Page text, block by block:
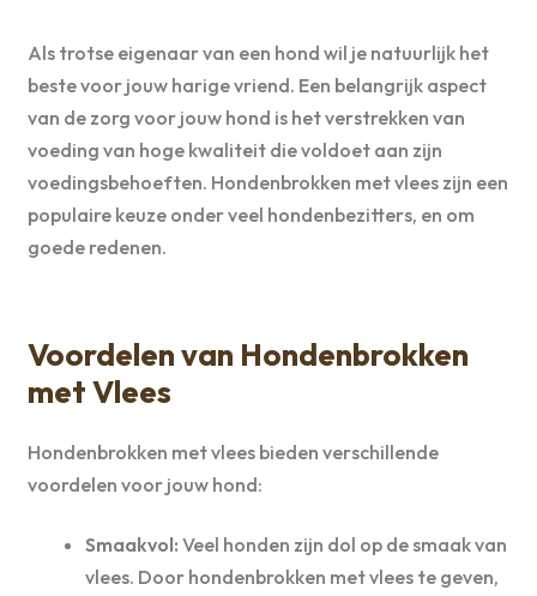
Als trotse eigenaar van een hond wil je natuurlijk het
beste voor jouw harige vriend. Een belangrijk aspect
van de zorg voor jouw hond is het verstrekken van
voeding van hoge kwaliteit die voldoet aan zijn
voedingsbehoeften. Hondenbrokken met vlees zijn een
populaire keuze onder veel hondenbezitters, en om
goede redenen.
Voordelen van Hondenbrokken
met Vlees
Hondenbrokken met vlees bieden verschillende
voordelen voor jouw hond:
Smaakvol: Veel honden zijn dol op de smaak van
vlees. Door hondenbrokken met vlees te geven,